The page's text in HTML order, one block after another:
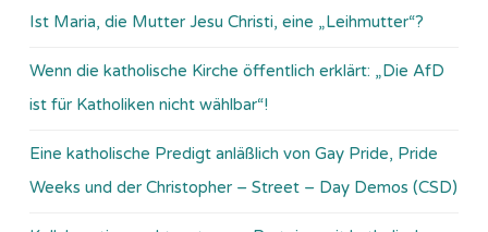
Ist Maria, die Mutter Jesu Christi, eine „Leihmutter“?
Wenn die katholische Kirche öffentlich erklärt: „Die AfD
ist für Katholiken nicht wählbar“!
Eine katholische Predigt anläßlich von Gay Pride, Pride
Weeks und der Christopher – Street – Day Demos (CSD)